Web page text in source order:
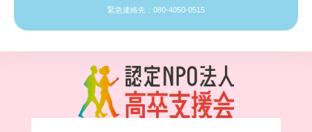
緊急連絡先：080-4050-0515